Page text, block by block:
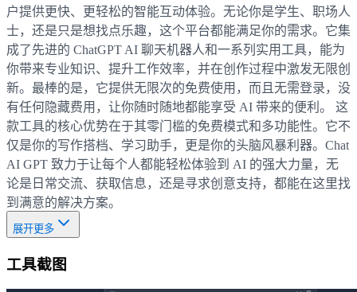
户提供更快、更轻松的智能互动体验。无论你是学生、职场人
士，还是只是想找点乐趣，这个平台都能满足你的需求。它集
成了先进的 ChatGPT AI 聊天机器人和一系列实用工具，能为
你带来专业知识、提升工作效率，并在创作过程中激发无限创
新。最棒的是，它提供无限次的免费使用，而且无需登录，没
有任何隐藏费用，让你随时随地都能享受 AI 带来的便利。 这
款工具的核心优势在于其零门槛的免费模式和多功能性。它不
仅是你的写作搭档、学习助手，更是你的头脑风暴利器。Chat
AI GPT 致力于让每个人都能轻松体验到 AI 的强大力量，无
论是日常交流、获取信息，还是寻求创意支持，都能在这里找
到满意的解决方案。
展开更多
工具截图